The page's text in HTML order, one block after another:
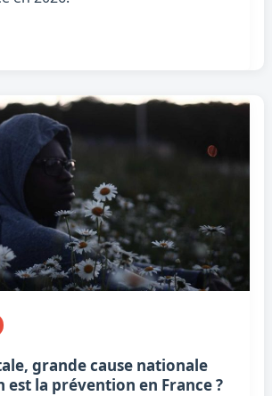
grande cause nationale
est la prévention en France ?